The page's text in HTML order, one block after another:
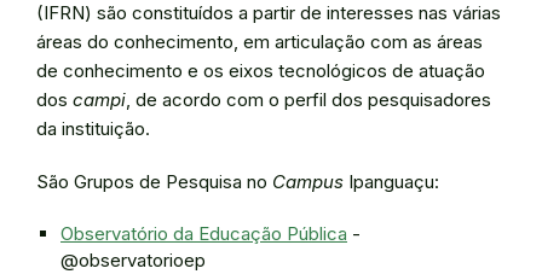
(IFRN) são constituídos a partir de interesses nas várias
áreas do conhecimento, em articulação com as áreas
de conhecimento e os eixos tecnológicos de atuação
dos campi, de acordo com o perfil dos pesquisadores
da instituição.
São Grupos de Pesquisa no Campus Ipanguaçu:
Observatório da Educação Pública -
@observatorioep